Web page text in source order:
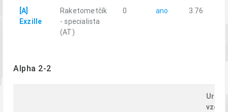
[A]
Exzille
Raketometčík
- specialista
(AT)
0 ano 3.76
Alpha 2-2